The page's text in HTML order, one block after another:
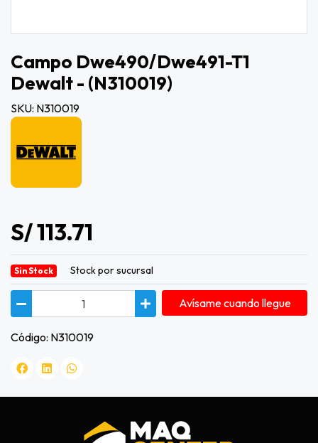
Campo Dwe490/dwe491-T1
Dewalt - (n310019)
SKU: N310019
S/ 113.71
Sin Stock Stock por sucursal
Avísame cuando llegue
Código: N310019